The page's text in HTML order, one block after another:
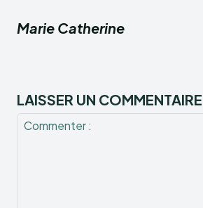
Marie Catherine
LAISSER UN COMMENTAIRE